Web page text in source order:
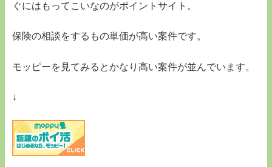
ぐにはもってこいなのがポイントサイト。
保険の相談をするもの単価が高い案件です。
モッピーを見てみるとかなり高い案件が並んでいます。
↓